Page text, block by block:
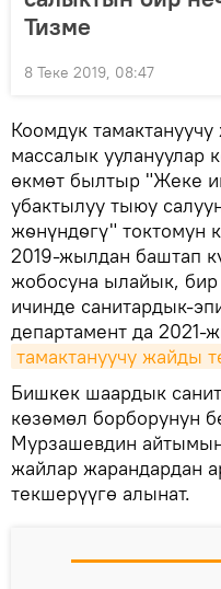
Тизме
8 Теке 2019, 08:47
Коомдук
массалык уулануулар
өкмөт былтыр "Жеке
убактылуу тыюу
жѳнүндѳгү" токтомун
2019-жылдан баштап
жобосуна ылайык,
ичинде санитардык-
департамент да 2021-
тамактануучу жайды
Бишкек шаардык
көзөмөл борборунун
Мурзашевдин
жайлар жарандардан
текшерүүгө алынат.